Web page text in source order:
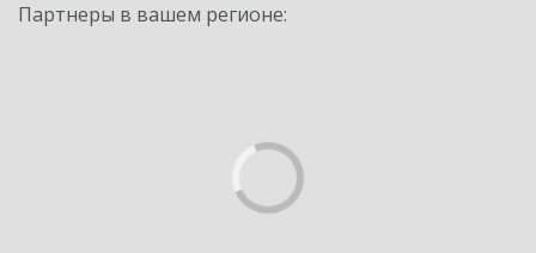
Партнеры в вашем регионе: